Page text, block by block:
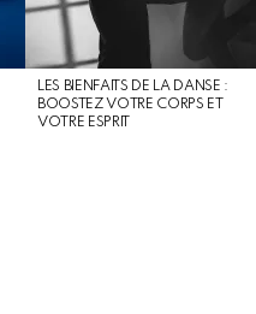
LES BIENFAITS DE LA DANSE :
BOOSTEZ VOTRE CORPS ET
VOTRE ESPRIT